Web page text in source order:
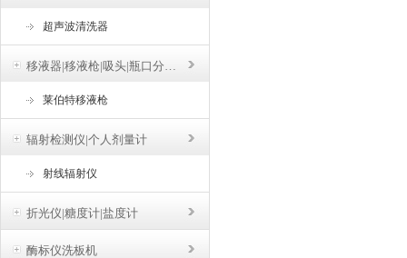
超声波清洗器
移液器|移液枪|吸头|瓶口分液器
莱伯特移液枪
辐射检测仪|个人剂量计
射线辐射仪
折光仪|糖度计|盐度计
酶标仪洗板机